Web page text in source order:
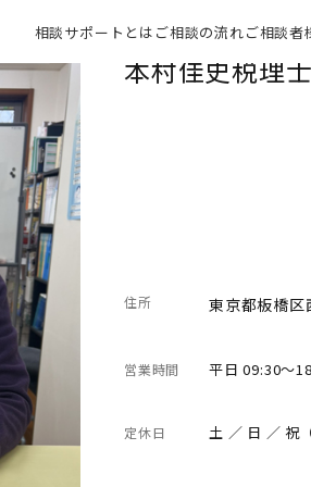
相談サポートとは ご相談の流れご相談者
本村佳史税理
住所 東京都板橋
営業時間 平日 09:30～
定休日 土 ／ 日 ／ 祝